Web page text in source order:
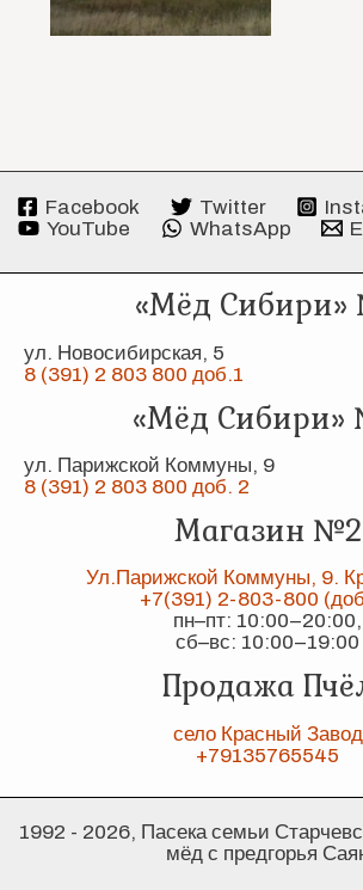
Facebook Twitter
YouTube
WhatsApp
«Мёд Сибири»
ул. Новосибирская, 5
8 (391) 2 803 800 доб.1
«Мёд Сибири»
ул. Парижской Коммуны, 9
8 (391) 2 803 800 доб. 2
Магазин №2
Ул.Парижской Коммуны, 9.
+7(391) 2-803-800
пн–пт: 10:00–20:00,
сб–вс: 10:00–19:00
Продажа
село Красный Завод
+79135765545
1992 - 2026, Пасека семьи
мёд с предгорья